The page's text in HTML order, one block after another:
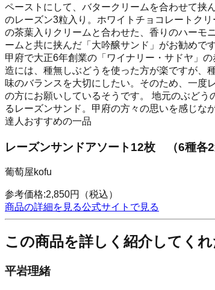
ペーストにして、バタークリームを合わせて挟
のレーズン3粒入り。ホワイトチョコレートク
の茶葉入りクリームと合わせた、香りのハーモ
ームと共に挟んだ「大吟醸サンド」がお勧めで
甲府で大正6年創業の「ワイナリー・サドヤ」
造には、種無しぶどうを使った方が楽ですが、
味のバランスを大切にしたい。そのため、一度
の方にお願いしているそうです。 地元のぶど
るレーズンサンド。甲府の方々の思いを感じな
達人おすすめの一品
レーズンサンドアソート12枚 （6種各2
葡萄屋kofu
参考価格:2,850円
（税込）
商品の詳細を見る公式サイトで見る
この商品を詳しく紹介してくれ
平岩理緒